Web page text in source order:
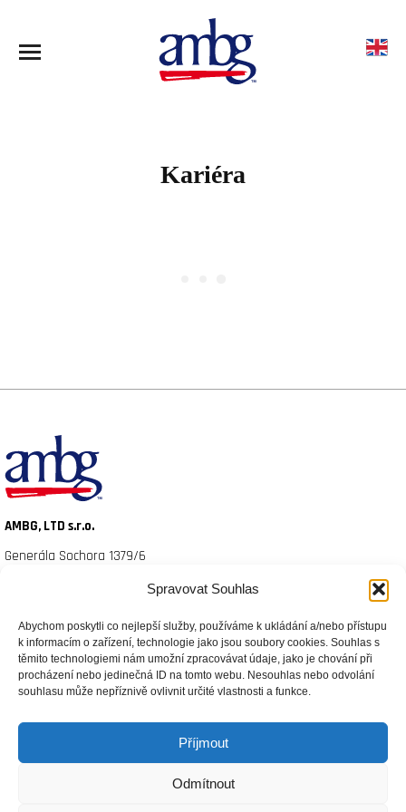
Spravovat Souhlas
Abychom poskytli co nejlepší služby, používáme k ukládání a/nebo přístupu
k informacím o zařízení, technologie jako jsou soubory cookies. Souhlas s
těmito technologiemi nám umožní zpracovávat údaje, jako je chování při
procházení nebo jedinečná ID na tomto webu. Nesouhlas nebo odvolání
souhlasu může nepříznivě ovlivnit určité vlastnosti a funkce.
Příjmout
Odmítnout
Kariéra
AMBG, LTD s.r.o.
Generála Sochora 1379/6
Instagram
Kariéra
Reklamační řád
Ochrana osobních údajů
Všeobecné obchodní podmínky